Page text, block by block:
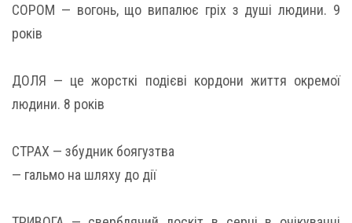
СОРОМ — вогонь, що випалює гріх з душі людини. 9
років
ДОЛЯ — це жорсткі подієві кордони життя окремої
людини. 8 років
СТРАХ — збудник боягузтва
— гальмо на шляху до дії